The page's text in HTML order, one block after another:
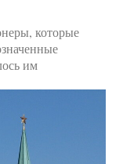
которые
им